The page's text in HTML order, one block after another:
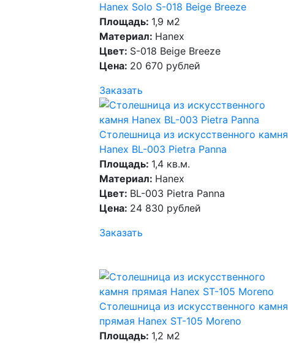
Hanex Solo S-018 Beige Breeze
Площадь: 1,9 м2
Материал: Hanex
Цвет: S-018 Beige Breeze
Цена: 20 670 рублей
Заказать
Столешница из искусственного камня
Hanex BL-003 Pietra Panna
Площадь: 1,4 кв.м.
Материал: Hanex
Цвет: BL-003 Pietra Panna
Цена: 24 830 рублей
Заказать
Столешница из искусственного камня
прямая Hanex ST-105 Moreno
Площадь: 1,2 м2